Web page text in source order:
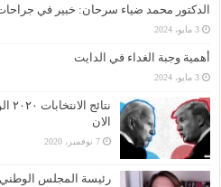
الدكتور محمد ضياء سرحان: خبير في
3 مايو، 2024
أهمية وجبة الغداء في الدايت
3 مايو، 2024
الان
7 نوفمبر، 2020
رئيسة المجلس الوطني